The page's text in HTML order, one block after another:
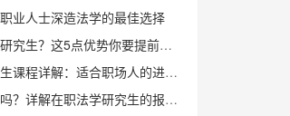
业人士深造法学的最佳选择
生？这5点优势你要提前了解
程详解：适合职场人的进修选择
解在职法学研究生的报考与学习